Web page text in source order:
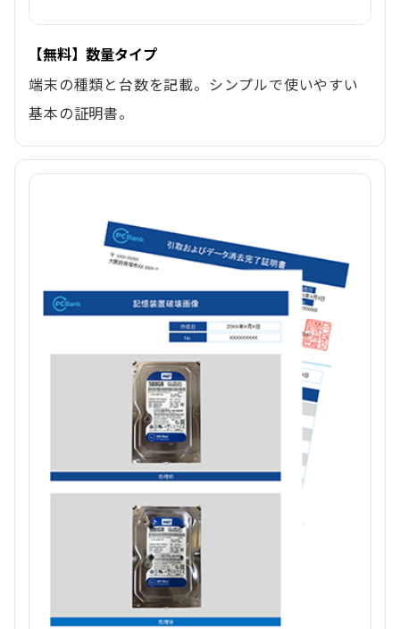
【無料】数量タイプ
端末の種類と台数を記載。シンプルで使いやすい
基本の証明書。